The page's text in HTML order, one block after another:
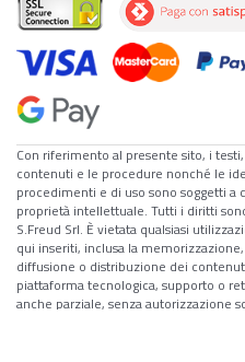
Con riferimento al presente sito, i
contenuti e le procedure nonché le
procedimenti e di uso sono soggetti
proprietà intellettuale. Tutti i diritti
S.Freud Srl. È vietata qualsiasi
qui inseriti, inclusa la
diffusione o distribuzione dei
piattaforma tecnologica, supporto o
anche parziale, senza autorizzazione